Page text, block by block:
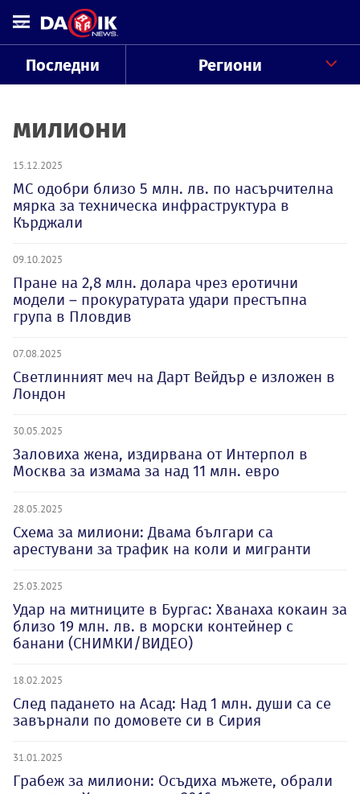
Последни Региони
милиони
15.12.2025
МС одобри близо 5 млн. лв. по насърчителна
мярка за техническа инфраструктура в
Кърджали
09.10.2025
Пране на 2,8 млн. долара чрез еротични
модели – прокуратурата удари престъпна
група в Пловдив
07.08.2025
Светлинният меч на Дарт Вейдър е изложен в
Лондон
30.05.2025
Заловиха жена, издирвана от Интерпол в
Москва за измама за над 11 млн. евро
28.05.2025
Схема за милиони: Двама българи са
арестувани за трафик на коли и мигранти
25.03.2025
Удар на митниците в Бургас: Хванаха кокаин за
близо 19 млн. лв. в морски контейнер с
банани (СНИМКИ/ВИДЕО)
18.02.2025
След падането на Асад: Над 1 млн. души са се
завърнали по домовете си в Сирия
31.01.2025
Грабеж за милиони: Осъдиха мъжете, обрали